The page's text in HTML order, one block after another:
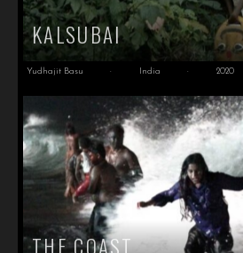
KALSUBAI
Yudhajit Basu · India · 2020
THE COAST